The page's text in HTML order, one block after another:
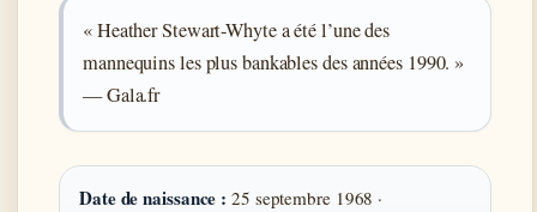
« Heather Stewart-Whyte a été l’une des
mannequins les plus bankables des années 1990. »
— Gala.fr
Date de naissance : 25 septembre 1968 ·